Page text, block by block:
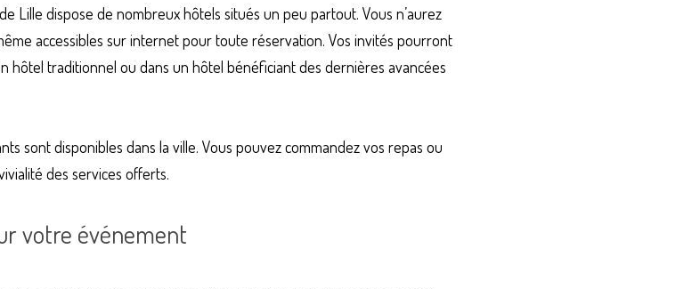
Lille dispose de nombreux hôtels situés un peu partout. Vous n’aurez
accessibles sur internet pour toute réservation. Vos invités pourront
hôtel traditionnel ou dans un hôtel bénéficiant des dernières avancées
sont disponibles dans la ville. Vous pouvez commandez vos repas ou
des services offerts.
votre événement